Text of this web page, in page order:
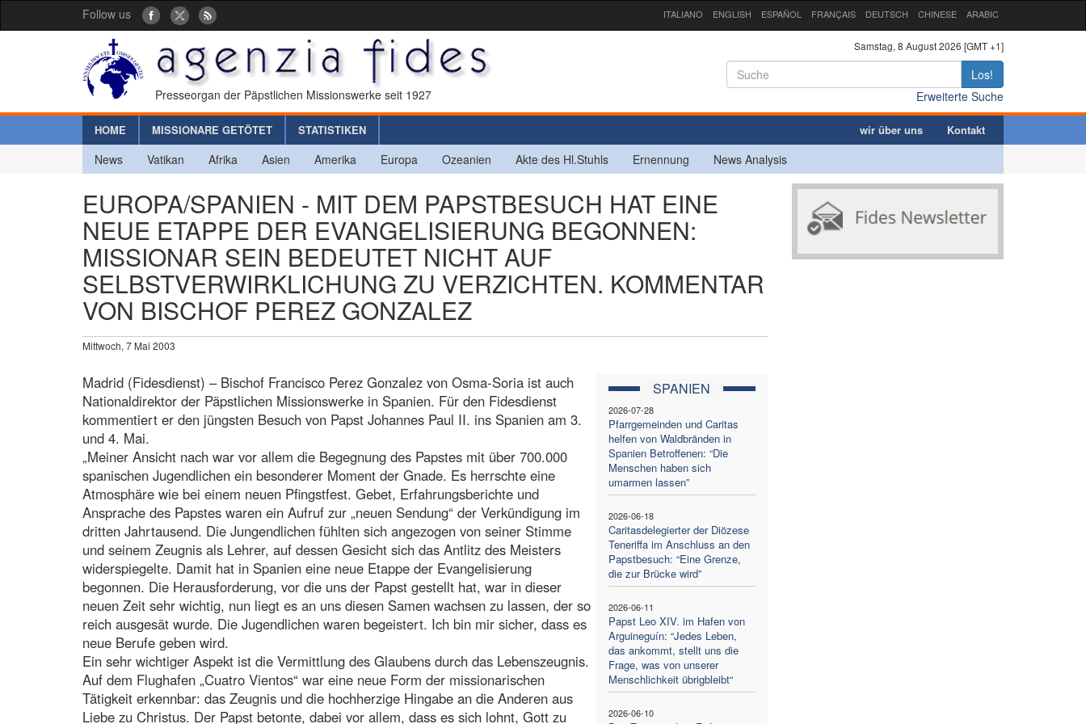
Follow us ITALIANO ENGLISH ESPAÑOL FRANÇAIS DEUTSCH CHINESE ARABIC
Presseorgan der Päpstlichen Missionswerke seit 1927
Samstag, 8 August 2026 [GMT +1]
Los!
Erweiterte Suche
HOME MISSIONARE GETÖTET STATISTIKEN wir über uns Kontakt
News Vatikan Afrika Asien Amerika Europa Ozeanien Akte des Hl.Stuhls Ernennung News Analysis
EUROPA/SPANIEN - MIT DEM PAPSTBESUCH HAT EINE
NEUE ETAPPE DER EVANGELISIERUNG BEGONNEN:
MISSIONAR SEIN BEDEUTET NICHT AUF
SELBSTVERWIRKLICHUNG ZU VERZICHTEN. KOMMENTAR
VON BISCHOF PEREZ GONZALEZ
Mittwoch, 7 Mai 2003
SPANIEN
2026-07-28
Pfarrgemeinden und Caritas
helfen von Waldbränden in
Spanien Betroffenen: “Die
Menschen haben sich
umarmen lassen”
2026-06-18
Caritasdelegierter der Diözese
Teneriffa im Anschluss an den
Papstbesuch: “Eine Grenze,
die zur Brücke wird”
2026-06-11
Papst Leo XIV. im Hafen von
Arguineguín: “Jedes Leben,
das ankommt, stellt uns die
Frage, was von unserer
Menschlichkeit übrigbleibt“
2026-06-10
Madrid (Fidesdienst) – Bischof Francisco Perez Gonzalez von Osma-Soria ist auch
Nationaldirektor der Päpstlichen Missionswerke in Spanien. Für den Fidesdienst
kommentiert er den jüngsten Besuch von Papst Johannes Paul II. ins Spanien am 3.
und 4. Mai.
„Meiner Ansicht nach war vor allem die Begegnung des Papstes mit über 700.000
spanischen Jugendlichen ein besonderer Moment der Gnade. Es herrschte eine
Atmosphäre wie bei einem neuen Pfingstfest. Gebet, Erfahrungsberichte und
Ansprache des Papstes waren ein Aufruf zur „neuen Sendung“ der Verkündigung im
dritten Jahrtausend. Die Jungendlichen fühlten sich angezogen von seiner Stimme
und seinem Zeugnis als Lehrer, auf dessen Gesicht sich das Antlitz des Meisters
widerspiegelte. Damit hat in Spanien eine neue Etappe der Evangelisierung
begonnen. Die Herausforderung, vor die uns der Papst gestellt hat, war in dieser
neuen Zeit sehr wichtig, nun liegt es an uns diesen Samen wachsen zu lassen, der so
reich ausgesät wurde. Die Jugendlichen waren begeistert. Ich bin mir sicher, dass es
neue Berufe geben wird.
Ein sehr wichtiger Aspekt ist die Vermittlung des Glaubens durch das Lebenszeugnis.
Auf dem Flughafen „Cuatro Vientos“ war eine neue Form der missionarischen
Tätigkeit erkennbar: das Zeugnis und die hochherzige Hingabe an die Anderen aus
Liebe zu Christus. Der Papst betonte, dabei vor allem, dass es sich lohnt, Gott zu